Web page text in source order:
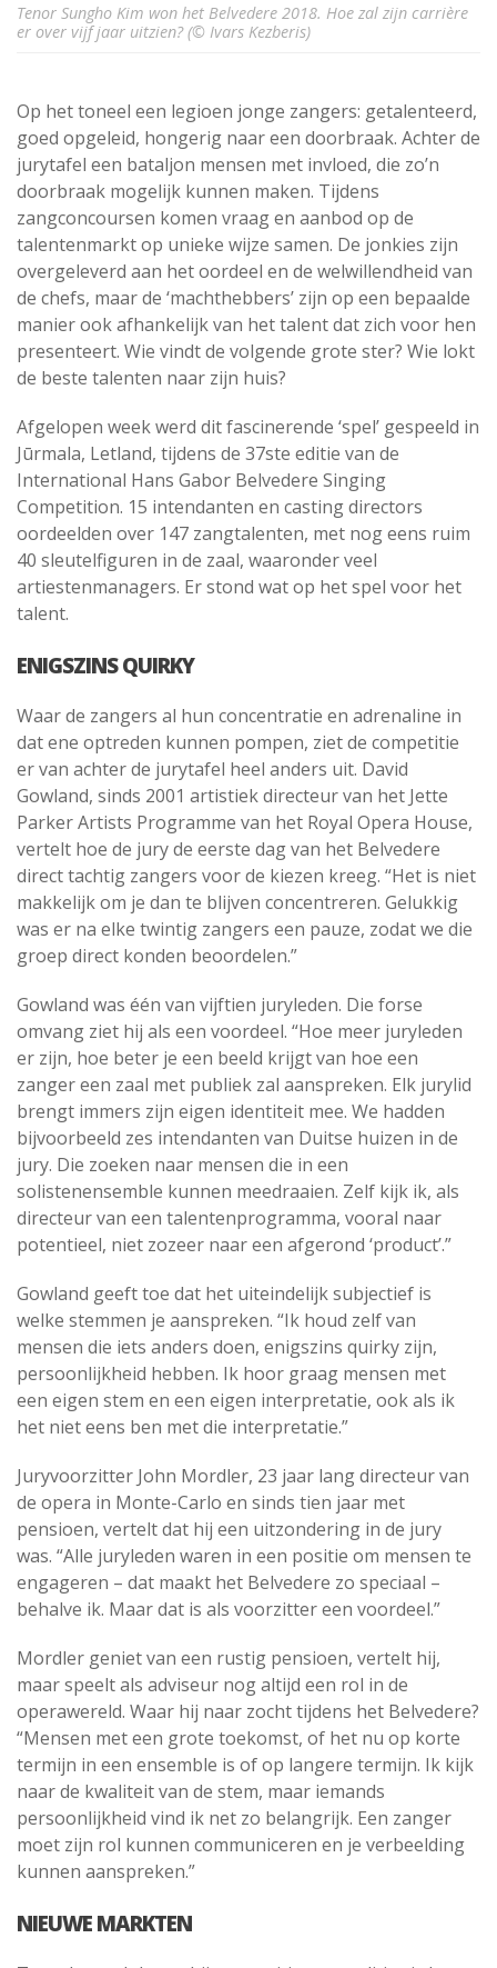
Tenor Sungho Kim won het Belvedere 2018. Hoe zal zijn carrière
er over vijf jaar uitzien? (© Ivars Kezberis)
Op het toneel een legioen jonge zangers: getalenteerd,
goed opgeleid, hongerig naar een doorbraak. Achter de
jurytafel een bataljon mensen met invloed, die zo’n
doorbraak mogelijk kunnen maken. Tijdens
zangconcoursen komen vraag en aanbod op de
talentenmarkt op unieke wijze samen. De jonkies zijn
overgeleverd aan het oordeel en de welwillendheid van
de chefs, maar de ‘machthebbers’ zijn op een bepaalde
manier ook afhankelijk van het talent dat zich voor hen
presenteert. Wie vindt de volgende grote ster? Wie lokt
de beste talenten naar zijn huis?
Afgelopen week werd dit fascinerende ‘spel’ gespeeld in
Jūrmala, Letland, tijdens de 37ste editie van de
International Hans Gabor Belvedere Singing
Competition. 15 intendanten en casting directors
oordeelden over 147 zangtalenten, met nog eens ruim
40 sleutelfiguren in de zaal, waaronder veel
artiestenmanagers. Er stond wat op het spel voor het
talent.
ENIGSZINS QUIRKY
Waar de zangers al hun concentratie en adrenaline in
dat ene optreden kunnen pompen, ziet de competitie
er van achter de jurytafel heel anders uit. David
Gowland, sinds 2001 artistiek directeur van het Jette
Parker Artists Programme van het Royal Opera House,
vertelt hoe de jury de eerste dag van het Belvedere
direct tachtig zangers voor de kiezen kreeg. “Het is niet
makkelijk om je dan te blijven concentreren. Gelukkig
was er na elke twintig zangers een pauze, zodat we die
groep direct konden beoordelen.”
Gowland was één van vijftien juryleden. Die forse
omvang ziet hij als een voordeel. “Hoe meer juryleden
er zijn, hoe beter je een beeld krijgt van hoe een
zanger een zaal met publiek zal aanspreken. Elk jurylid
brengt immers zijn eigen identiteit mee. We hadden
bijvoorbeeld zes intendanten van Duitse huizen in de
jury. Die zoeken naar mensen die in een
solistenensemble kunnen meedraaien. Zelf kijk ik, als
directeur van een talentenprogramma, vooral naar
potentieel, niet zozeer naar een afgerond ‘product’.”
Gowland geeft toe dat het uiteindelijk subjectief is
welke stemmen je aanspreken. “Ik houd zelf van
mensen die iets anders doen, enigszins quirky zijn,
persoonlijkheid hebben. Ik hoor graag mensen met
een eigen stem en een eigen interpretatie, ook als ik
het niet eens ben met die interpretatie.”
Juryvoorzitter John Mordler, 23 jaar lang directeur van
de opera in Monte-Carlo en sinds tien jaar met
pensioen, vertelt dat hij een uitzondering in de jury
was. “Alle juryleden waren in een positie om mensen te
engageren – dat maakt het Belvedere zo speciaal –
behalve ik. Maar dat is als voorzitter een voordeel.”
Mordler geniet van een rustig pensioen, vertelt hij,
maar speelt als adviseur nog altijd een rol in de
operawereld. Waar hij naar zocht tijdens het Belvedere?
“Mensen met een grote toekomst, of het nu op korte
termijn in een ensemble is of op langere termijn. Ik kijk
naar de kwaliteit van de stem, maar iemands
persoonlijkheid vind ik net zo belangrijk. Een zanger
moet zijn rol kunnen communiceren en je verbeelding
kunnen aanspreken.”
NIEUWE MARKTEN